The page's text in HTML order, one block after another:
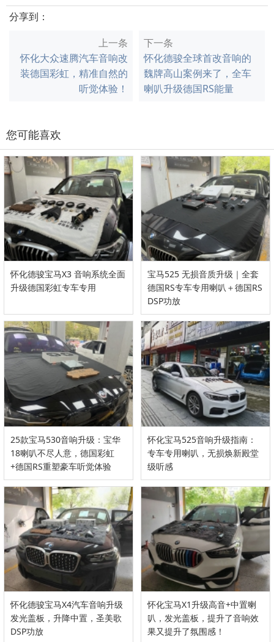
分享到：
上一条
怀化大众速腾汽车音响改
装德国彩虹，精准自然的
听觉体验！
下一条
怀化德骏全球首改音响的
魏牌高山案例来了，全车
喇叭升级德国RS能量
您可能喜欢
怀化德骏宝马X3 音响系统全面
升级德国彩虹专车专用
宝马525 无损音质升级｜全套
德国RS专车专用喇叭＋德国RS
DSP功放
25款宝马530音响升级：宝华
18喇叭不尽人意，德国彩虹
+德国RS重塑豪车听觉体验
怀化宝马525音响升级指南：
专车专用喇叭，无损焕新殿堂
级听感
怀化德骏宝马X4汽车音响升级
发光盖板，升降中置，圣美歌
DSP功放
怀化宝马X1升级高音+中置喇
叭，发光盖板，提升了音响效
果又提升了氛围感！